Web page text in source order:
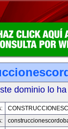
dominio lo